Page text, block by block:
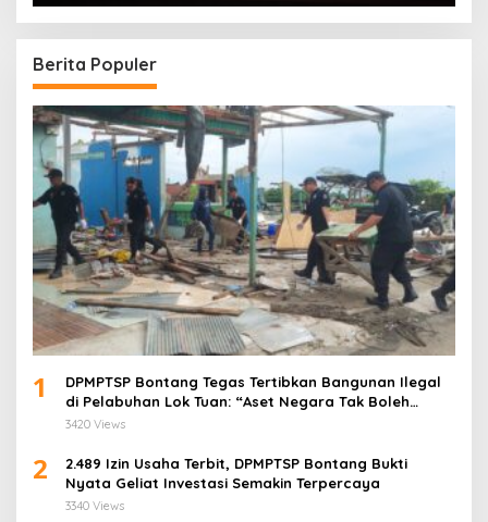
Berita Populer
1
DPMPTSP Bontang Tegas Tertibkan Bangunan Ilegal
di Pelabuhan Lok Tuan: “Aset Negara Tak Boleh
Dikuasai!”
3420 Views
2
2.489 Izin Usaha Terbit, DPMPTSP Bontang Bukti
Nyata Geliat Investasi Semakin Terpercaya
3340 Views